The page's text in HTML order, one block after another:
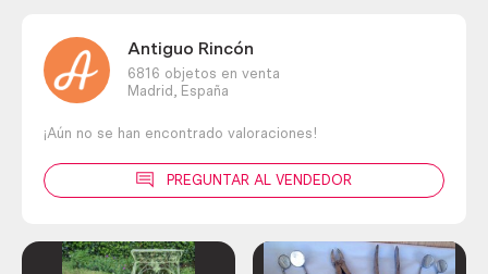
Antiguo Rincón
6816 objetos en venta
Madrid,
España
¡Aún no se han encontrado valoraciones!
PREGUNTAR AL VENDEDOR